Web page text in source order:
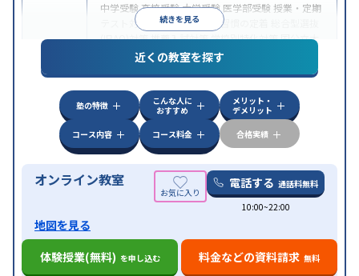
続きを見る
中学受験高校受験大学受験 医学部受験 授業・定期
テスト対策
内申点対策 学習習慣の定着
(旧AO)対策推薦入試対策学校別特化対策国公立大
私大対策共通テスト対策
英語・英会話特化
特徴
中高一貫校生に対応授業の振替可能 不登校生に対
オンライン対応 1科目から受講可能季節講習の
みの受講可
自習室あり
近くの教室を探す
塾の特徴
こんな人に
おすすめ
メリット・
デメリット
コース内容
コース料金 合格実績
オンライン教室 電話する 通話料無料
10:00~22:00
地図を見る
体験授業(無料) を申し込む 料金などの資料請求 無料